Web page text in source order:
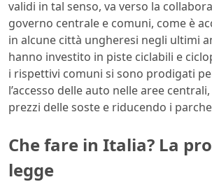
validi in tal senso, va verso la
governo centrale e comuni, come è
in alcune città ungheresi negli ultimi
hanno investito in piste ciclabili e
i rispettivi comuni si sono prodigati
l’accesso delle auto nelle aree
prezzi delle soste e riducendo i
Che fare in Italia? La
legge